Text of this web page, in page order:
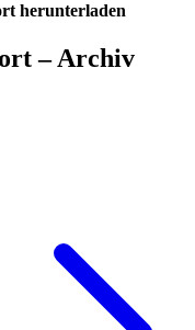
herunterladen
– Archiv